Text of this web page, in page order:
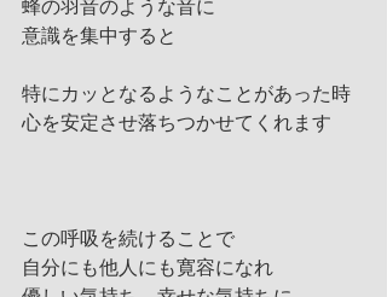
蜂の羽音のような音に
意識を集中すると
特にカッとなるようなことがあった時
心を安定させ落ちつかせてくれます
この呼吸を続けることで
自分にも他人にも寛容になれ